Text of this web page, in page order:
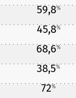
59,8%
45,8%
68,6%
38,5%
72%